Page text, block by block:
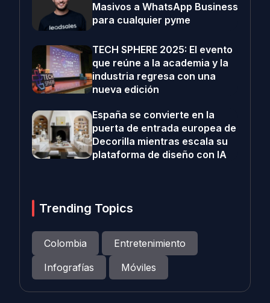
Masivos a WhatsApp Business
para cualquier pyme
TECH SPHERE 2025: El evento
que reúne a la academia y la
industria regresa con una
nueva edición
España se convierte en la
puerta de entrada europea de
Decorilla mientras escala su
plataforma de diseño con IA
Trending Topics
Colombia
Entretenimiento
Infografías
Móviles